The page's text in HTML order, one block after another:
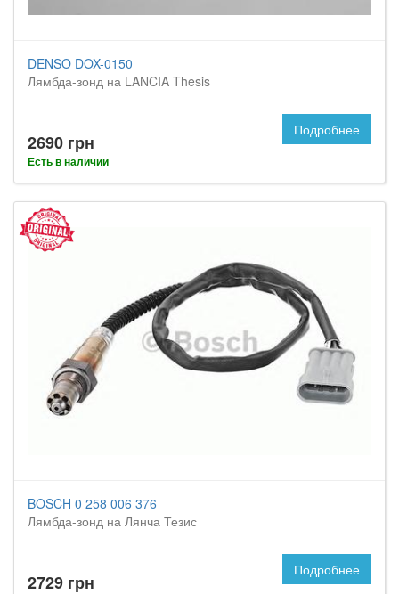
DENSO DOX-0150
Лямбда-зонд на LANCIA Thesis
2690 грн
Есть в наличии
Подробнее
BOSCH 0 258 006 376
Лямбда-зонд на Лянча Тезис
2729 грн
Подробнее